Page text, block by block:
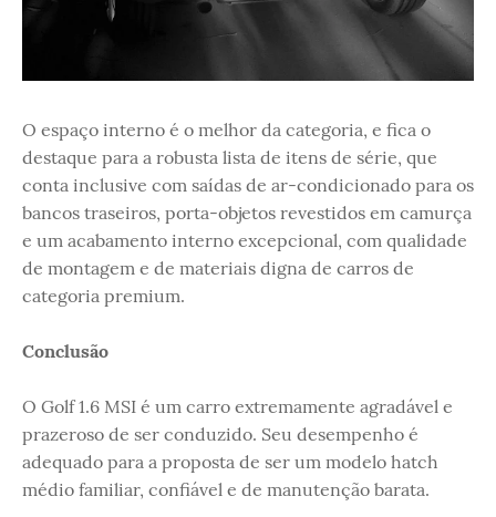
O espaço interno é o melhor da categoria, e fica o
destaque para a robusta lista de itens de série, que
conta inclusive com saídas de ar-condicionado para os
bancos traseiros, porta-objetos revestidos em camurça
e um acabamento interno excepcional, com qualidade
de montagem e de materiais digna de carros de
categoria premium.
Conclusão
O Golf 1.6 MSI é um carro extremamente agradável e
prazeroso de ser conduzido. Seu desempenho é
adequado para a proposta de ser um modelo hatch
médio familiar, confiável e de manutenção barata.